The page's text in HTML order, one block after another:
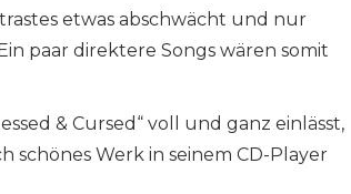
etwas abschwächt und nur
paar direktere Songs wären somit
& Cursed“ voll und ganz einlässt,
schönes Werk in seinem CD-Player